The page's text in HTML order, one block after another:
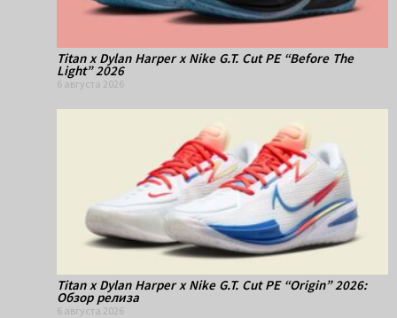
Titan x Dylan Harper x Nike G.T. Cut PE “Before The
Light” 2026
6 августа 2026
Titan x Dylan Harper x Nike G.T. Cut PE “Origin” 2026:
Обзор релиза
6 августа 2026